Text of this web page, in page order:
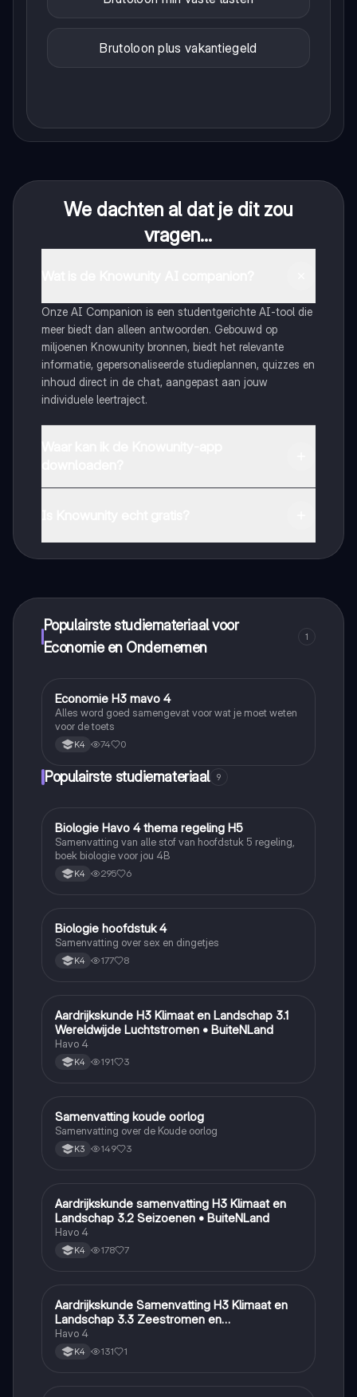
Brutoloon plus vakantiegeld
We dachten al dat je dit zou
vragen...
Onze AI Companion is een studentgerichte AI-tool die
meer biedt dan alleen antwoorden. Gebouwd op
miljoenen Knowunity bronnen, biedt het relevante
informatie, gepersonaliseerde studieplannen, quizzes en
inhoud direct in de chat, aangepast aan jouw
individuele leertraject.
Populairste studiemateriaal voor
Economie en Ondernemen
1
Economie en Ondernemen
Economie H3 mavo 4
Alles word goed samengevat voor wat je moet weten
voor de toets
K4 74 0
Populairste studiemateriaal 9
Biologie
Biologie Havo 4 thema regeling H5
Samenvatting van alle stof van hoofdstuk 5 regeling,
boek biologie voor jou 4B
K4 295 6
Biologie
Biologie hoofdstuk 4
Samenvatting over sex en dingetjes
K4 177 8
Aardrijkskunde
Aardrijkskunde H3 Klimaat en Landschap 3.1
Wereldwijde Luchtstromen • BuiteNLand
Havo 4
K4 191 3
Geschiedenis
Samenvatting koude oorlog
Samenvatting over de Koude oorlog
K3 149 3
Aardrijkskunde
Aardrijkskunde samenvatting H3 Klimaat en
Landschap 3.2 Seizoenen • BuiteNLand
Havo 4
K4 178 7
Aardrijkskunde
Aardrijkskunde Samenvatting H3 Klimaat en
Landschap 3.3 Zeestromen en
Klimaatgebieden • BuiteNLand
Havo 4
K4 131 1